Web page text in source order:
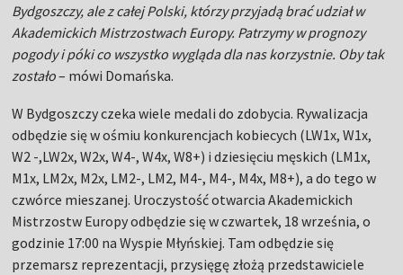
Bydgoszczy, ale z całej Polski, którzy przyjadą brać udział w
Akademickich Mistrzostwach Europy. Patrzymy w prognozy
pogody i póki co wszystko wygląda dla nas korzystnie. Oby tak
zostało– mówi Domańska.
W Bydgoszczy czeka wiele medali do zdobycia. Rywalizacja
odbędzie się w ośmiu konkurencjach kobiecych (LW1x, W1x,
W2 -,LW2x, W2x, W4-, W4x, W8+) i dziesięciu męskich (LM1x,
M1x, LM2x, M2x, LM2-, LM2, M4-, M4-, M4x, M8+), a do tego w
czwórce mieszanej. Uroczystość otwarcia Akademickich
Mistrzostw Europy odbędzie się w czwartek, 18 września, o
godzinie 17:00 na Wyspie Młyńskiej. Tam odbędzie się
przemarsz reprezentacji, przysięgę złożą przedstawiciele